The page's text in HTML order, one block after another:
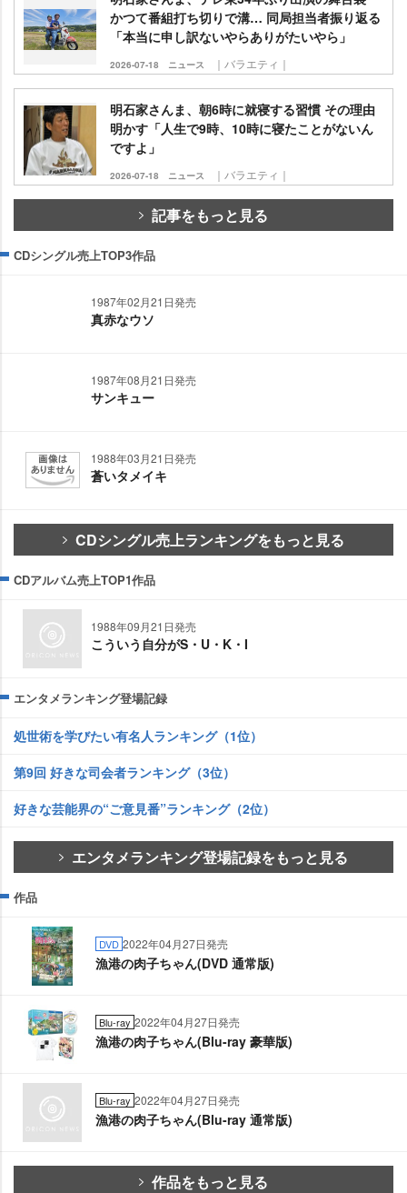
かつて番組打ち切りで溝… 同局担当者振り返る
「本当に申し訳ないやらありがたいやら」
2026-07-18 ニュース ｜バラエティ｜
明石家さんま、朝6時に就寝する習慣 その理由
明かす「人生で9時、10時に寝たことがないん
ですよ」
2026-07-18 ニュース ｜バラエティ｜
記事をもっと見る
CDシングル売上TOP3作品
1987年02月21日発売
真赤なウソ
1987年08月21日発売
サンキュー
1988年03月21日発売
蒼いタメイキ
CDシングル売上ランキングをもっと見る
CDアルバム売上TOP1作品
1988年09月21日発売
こういう自分がS・U・K・I
エンタメランキング登場記録
処世術を学びたい有名人ランキング（1位）
第9回 好きな司会者ランキング（3位）
好きな芸能界の“ご意見番”ランキング（2位）
エンタメランキング登場記録をもっと見る
作品
DVD 2022年04月27日発売
漁港の肉子ちゃん(DVD 通常版)
Blu-ray 2022年04月27日発売
漁港の肉子ちゃん(Blu-ray 豪華版)
Blu-ray 2022年04月27日発売
漁港の肉子ちゃん(Blu-ray 通常版)
作品をもっと見る